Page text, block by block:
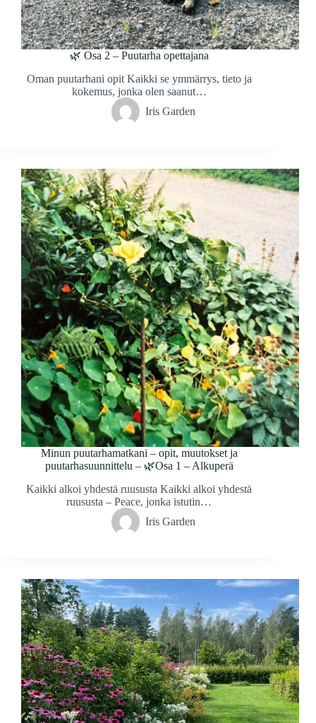
🌿 Osa 2 – Puutarha opettajana
Oman puutarhani opit Kaikki se ymmärrys, tieto ja
kokemus, jonka olen saanut…
Iris Garden
Minun puutarhamatkani – opit, muutokset ja
puutarhasuunnittelu – 🌿Osa 1 – Alkuperä
Kaikki alkoi yhdestä ruususta Kaikki alkoi yhdestä
ruususta – Peace, jonka istutin…
Iris Garden